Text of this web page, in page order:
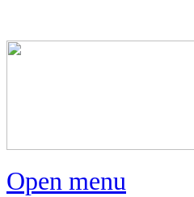
Open menu